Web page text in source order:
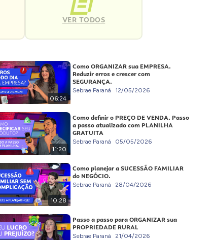
VER TODOS
06:24
Como ORGANIZAR sua EMPRESA.
Reduzir erros e crescer com
SEGURANÇA.
Sebrae Paraná 12/05/2026
11:20
Como definir o PREÇO DE VENDA. Passo
a passo atualizado com PLANILHA
GRATUITA
Sebrae Paraná 05/05/2026
10:28
Como planejar a SUCESSÃO FAMILIAR
do NEGÓCIO.
Sebrae Paraná 28/04/2026
Passo a passo para ORGANIZAR sua
PROPRIEDADE RURAL
Sebrae Paraná 21/04/2026